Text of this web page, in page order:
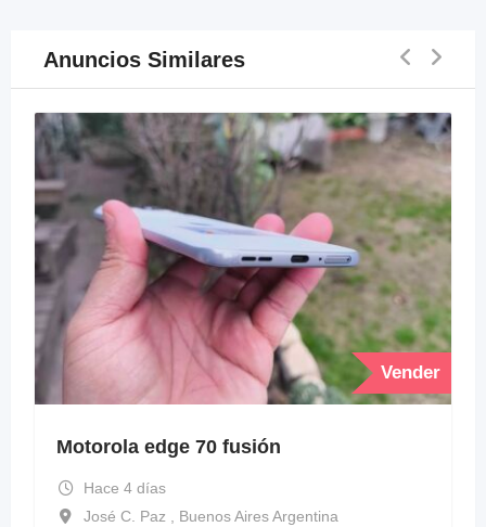
Anuncios Similares
Vender
Motorola edge 70 fusión
Hace 4 días
José C. Paz , Buenos Aires Argentina